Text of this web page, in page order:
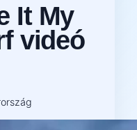
It My
videó